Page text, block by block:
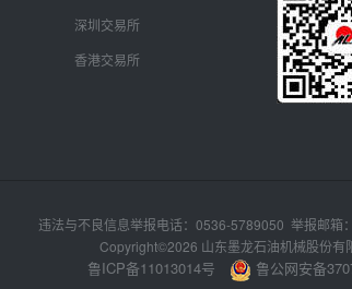
深圳交易所
香港交易所
违法与不良信息举报电话：0536-5789050 举报邮箱
Copyright©2026 山东墨龙石油机械股份有
鲁ICP备11013014号 鲁公网安备